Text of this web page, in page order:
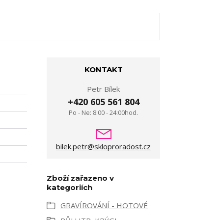
KONTAKT
Petr Bílek
+420 605 561 804
Po - Ne: 8:00 - 24:00hod.
bilek.petr@skloproradost.cz
Zboží zařazeno v
kategoriích
GRAVÍROVÁNÍ - HOTOVÉ